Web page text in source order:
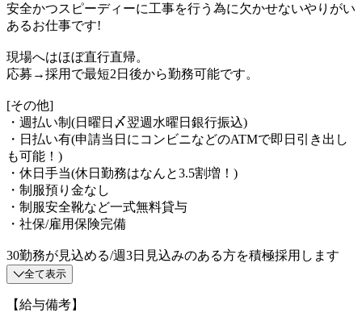
安全かつスピーディーに工事を行う為に欠かせないやりがい
あるお仕事です!
現場へはほぼ直行直帰。
応募→採用で最短2日後から勤務可能です。
[その他]
・週払い制(日曜日〆翌週水曜日銀行振込)
・日払い有(申請当日にコンビニなどのATMで即日引き出し
も可能！)
・休日手当(休日勤務はなんと3.5割増！)
・制服預り金なし
・制服安全靴など一式無料貸与
・社保/雇用保険完備
30勤務が見込める/週3日見込みのある方を積極採用します
全て表示
【給与備考】